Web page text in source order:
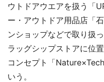
ウトドアウエアを扱う「
ー・アウトドア用品店「
ンショップなどで取り扱
ラッグシップストアに位
コンセプト「
いう。